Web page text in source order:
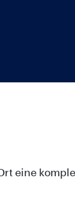
eine